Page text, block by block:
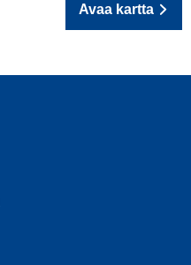
Avaa kartta